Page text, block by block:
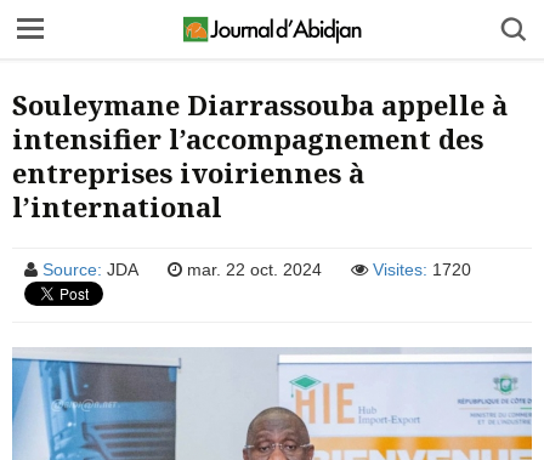
Souleymane Diarrassouba appelle à
intensifier l’accompagnement des
entreprises ivoiriennes à
l’international
Source: JDA mar. 22 oct. 2024 Visites: 1720